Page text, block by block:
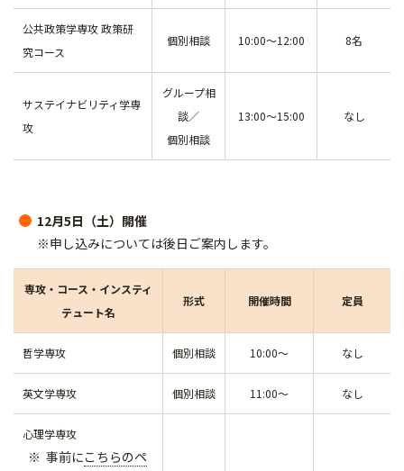
公共政策学専攻 政策研
究コース
個別相談 10:00～12:00 8名
サステイナビリティ学専
攻
グループ相
談／
個別相談
13:00～15:00 なし
12月5日（土）開催
※申し込みについては後日ご案内します。
専攻・コース・インスティ
テュート名
形式 開催時間 定員
哲学専攻 個別相談 10:00～ なし
英文学専攻 個別相談 11:00～ なし
心理学専攻
事前にこちらのペ